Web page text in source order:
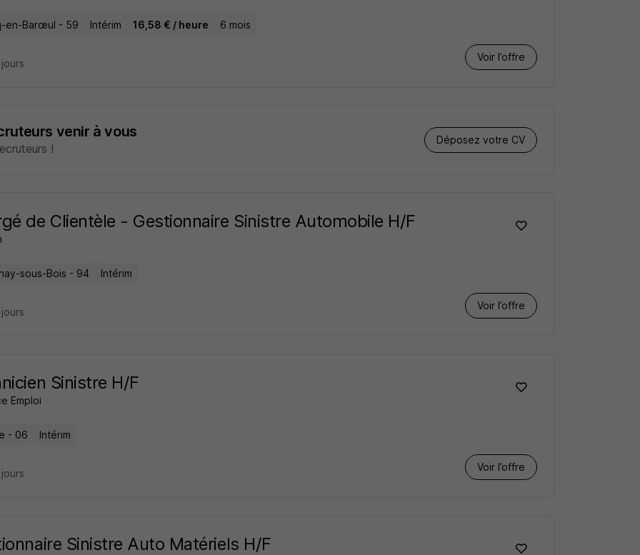
en-Barœul - 59 Intérim 16,58 € / heure 6 mois
Voir l’offre
venir à vous
!
Déposez votre CV
de Clientèle - Gestionnaire Sinistre Automobile H/F
sous-Bois - 94 Intérim
Voir l’offre
Sinistre H/F
Emploi
- 06 Intérim
Voir l’offre
Sinistre Auto Matériels H/F